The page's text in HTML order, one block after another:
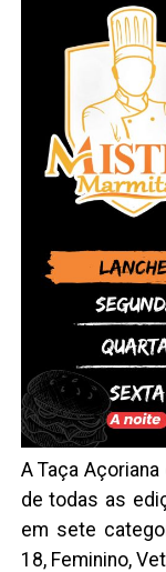
A Taça
de todas as
em sete
18, Feminino,